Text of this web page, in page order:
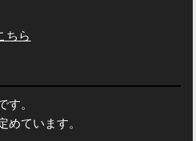
ちら
す。
めています。